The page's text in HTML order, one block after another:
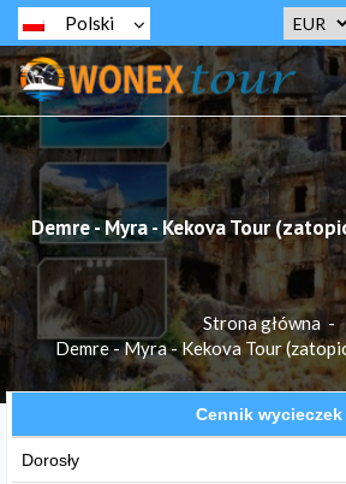
Polski
Demre - Myra - Kekova Tour
Strona główna -
Demre - Myra - Kekova Tour
Cennik wycieczek
Dorosły